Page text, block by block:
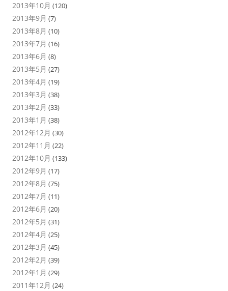
2013年10月 (120)
2013年9月 (7)
2013年8月 (10)
2013年7月 (16)
2013年6月 (8)
2013年5月 (27)
2013年4月 (19)
2013年3月 (38)
2013年2月 (33)
2013年1月 (38)
2012年12月 (30)
2012年11月 (22)
2012年10月 (133)
2012年9月 (17)
2012年8月 (75)
2012年7月 (11)
2012年6月 (20)
2012年5月 (31)
2012年4月 (25)
2012年3月 (45)
2012年2月 (39)
2012年1月 (29)
2011年12月 (24)